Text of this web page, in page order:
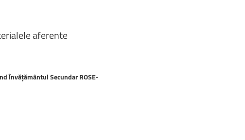
aferente
Învățământul Secundar ROSE-